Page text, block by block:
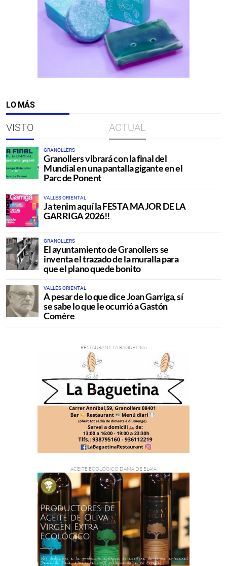
LO MÁS
VISTO ACTUAL
GRANOLLERS
Granollers vibrará con la final del
Mundial en una pantalla gigante en el
Parc de Ponent
VALLÉS ORIENTAL
Ja tenim aquí la FESTA MAJOR DE LA
GARRIGA 2026!!
GRANOLLERS
El ayuntamiento de Granollers se
inventa el trazado de la muralla para
que el plano quede bonito
VALLÉS ORIENTAL
A pesar de lo que dice Joan Garriga, sí
se sabe lo que le ocurrió a Gastón
Comère